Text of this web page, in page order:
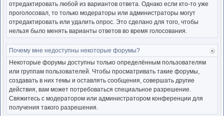
отредактировать любой из вариантов ответа. Однако если кто-то уже
проголосовал, то только модераторы или администраторы могут
отредактировать или удалить опрос. Это сделано для того, чтобы
нельзя было менять варианты ответов во время голосования.
Почему мне недоступны некоторые форумы?
Некоторые форумы доступны только определённым пользователям
или группам пользователей. Чтобы просматривать такие форумы,
создавать в них темы и оставлять сообщения, совершать другие
действия, вам может потребоваться специальное разрешение.
Свяжитесь с модератором или администратором конференции для
получения такого разрешения.